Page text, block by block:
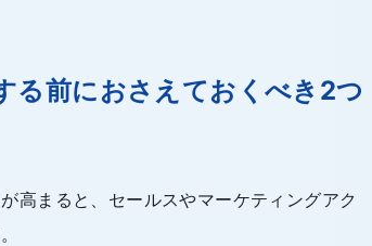
る前におさえておくべき2つ
高まると、セールスやマーケティングアク